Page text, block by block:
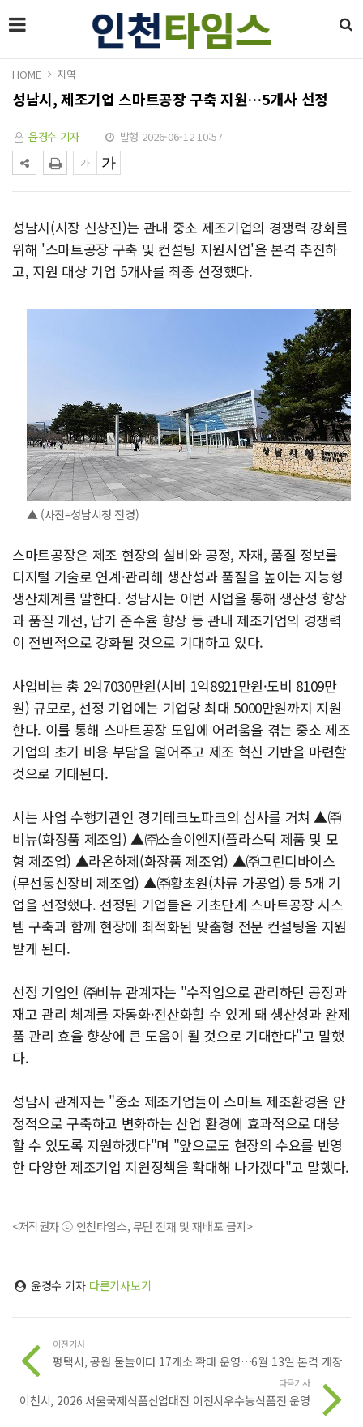
HOME 지역
성남시, 제조기업 스마트공장 구축 지원…5개사 선정
윤경수 기자 발행 2026-06-12 10:57
성남시(시장 신상진)는 관내 중소 제조기업의 경쟁력 강화를
위해 '스마트공장 구축 및 컨설팅 지원사업'을 본격 추진하
고, 지원 대상 기업 5개사를 최종 선정했다.
▲ (사진=성남시청 전경)
스마트공장은 제조 현장의 설비와 공정, 자재, 품질 정보를
디지털 기술로 연계·관리해 생산성과 품질을 높이는 지능형
생산체계를 말한다. 성남시는 이번 사업을 통해 생산성 향상
과 품질 개선, 납기 준수율 향상 등 관내 제조기업의 경쟁력
이 전반적으로 강화될 것으로 기대하고 있다.
사업비는 총 2억7030만원(시비 1억8921만원·도비 8109만
원) 규모로, 선정 기업에는 기업당 최대 5000만원까지 지원
한다. 이를 통해 스마트공장 도입에 어려움을 겪는 중소 제조
기업의 초기 비용 부담을 덜어주고 제조 혁신 기반을 마련할
것으로 기대된다.
시는 사업 수행기관인 경기테크노파크의 심사를 거쳐 ▲㈜
비뉴(화장품 제조업) ▲㈜소슬이엔지(플라스틱 제품 및 모
형 제조업) ▲라온하제(화장품 제조업) ▲㈜그린디바이스
(무선통신장비 제조업) ▲㈜황초원(차류 가공업) 등 5개 기
업을 선정했다. 선정된 기업들은 기초단계 스마트공장 시스
템 구축과 함께 현장에 최적화된 맞춤형 전문 컨설팅을 지원
받게 된다.
선정 기업인 ㈜비뉴 관계자는 "수작업으로 관리하던 공정과
재고 관리 체계를 자동화·전산화할 수 있게 돼 생산성과 완제
품 관리 효율 향상에 큰 도움이 될 것으로 기대한다"고 말했
다.
성남시 관계자는 "중소 제조기업들이 스마트 제조환경을 안
정적으로 구축하고 변화하는 산업 환경에 효과적으로 대응
할 수 있도록 지원하겠다"며 "앞으로도 현장의 수요를 반영
한 다양한 제조기업 지원정책을 확대해 나가겠다"고 말했다.
<저작권자 ⓒ 인천타임스, 무단 전재 및 재배포 금지>
윤경수 기자 다른기사보기
이전기사
평택시, 공원 물놀이터 17개소 확대 운영…6월 13일 본격 개장
다음기사
이천시, 2026 서울국제식품산업대전 이천시우수농식품전 운영